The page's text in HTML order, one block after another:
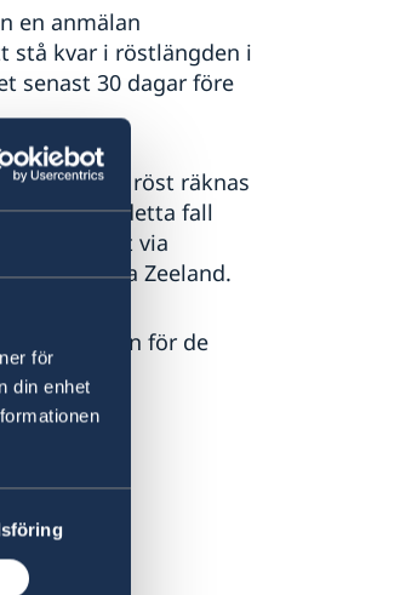
för
din enhet
en anmälan
kvar i röstlängden i
senast 30 dagar före
Din röst räknas
I detta fall
separat via
i Nya Zeeland.
röstlängden för de